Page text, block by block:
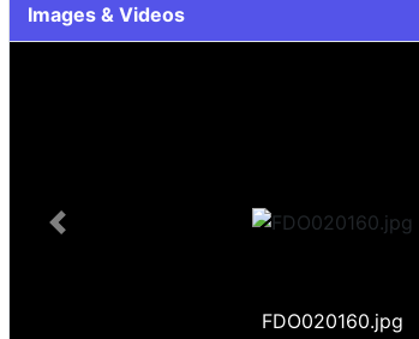
Images & Videos
FDO020160.jpg
Previous